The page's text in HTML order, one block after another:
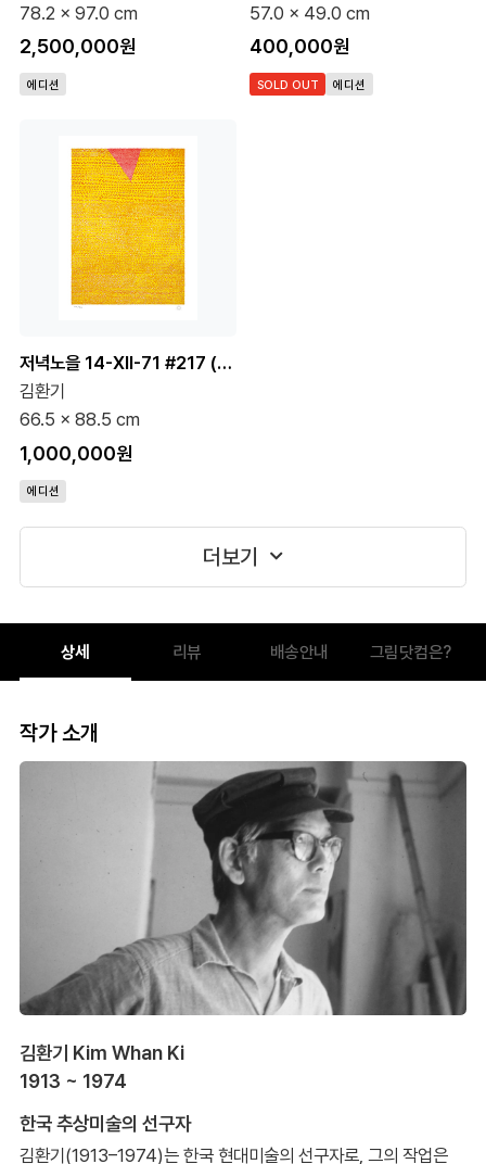
78.2 x 97.0 cm
2,500,000원
에디션
57.0 x 49.0 cm
400,000원
SOLD OUT 에디션
저녁노을 14-XII-71 #217 (500 Editions)
김환기
66.5 x 88.5 cm
1,000,000원
에디션
더보기
상세 리뷰 배송안내 그림닷컴은?
작가 소개
김환기 Kim Whan Ki
1913 ~ 1974
한국 추상미술의 선구자
김환기(1913–1974)는 한국 현대미술의 선구자로, 그의 작업은